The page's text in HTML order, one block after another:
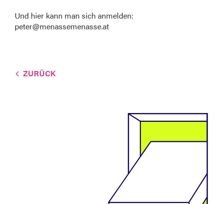
Und hier kann man sich anmelden:
peter@menassemenasse.at
ZURÜCK